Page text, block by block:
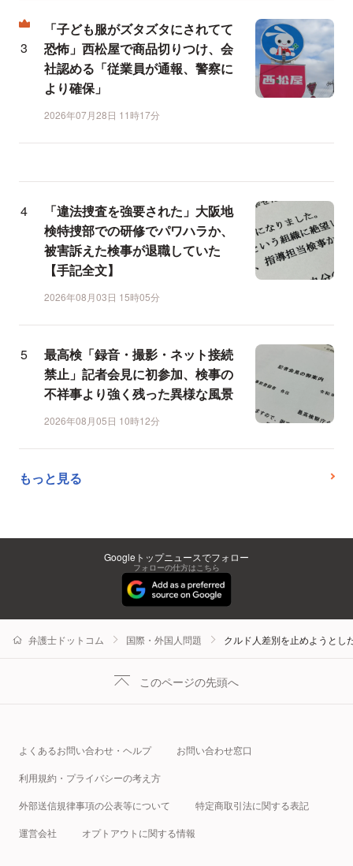
「子ども服がズタズタにされてて
恐怖」西松屋で商品切りつけ、会
社認める「従業員が通報、警察に
より確保」
2026年07月28日 11時17分
「違法捜査を強要された」大阪地
検特捜部での研修でパワハラか、
被害訴えた検事が退職していた
【手記全文】
2026年08月03日 15時05分
最高検「録音・撮影・ネット接続
禁止」記者会見に初参加、検事の
不祥事より強く残った異様な風景
2026年08月05日 10時12分
もっと見る
Googleトップニュースでフォロー
フォローの仕方はこちら
弁護士ドットコム 国際・外国人問題 クルド人差別を止めようと
このページの先頭へ
よくあるお問い合わせ・ヘルプ お問い合わせ窓口
利用規約・プライバシーの考え方
外部送信規律事項の公表等について 特定商取引法に関する表記
運営会社 オプトアウトに関する情報